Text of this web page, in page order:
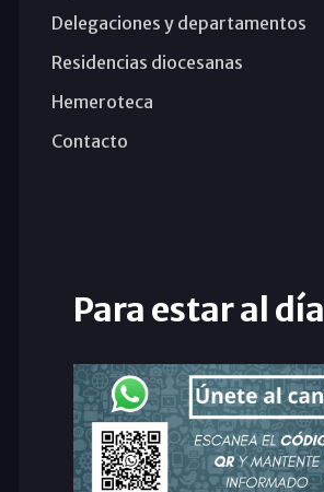
Delegaciones y departamentos
Residencias diocesanas
Hemeroteca
Contacto
Para estar al día